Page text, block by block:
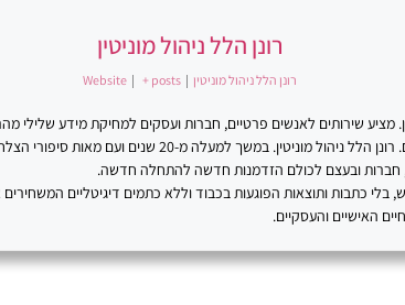
רונן הלל ניהול מוניטין
רונן הלל ניהול מוניטין |
Website | + posts
מציע שירותים לאנשים פרטיים, חברות ועסקים למחיקת מידע
מהאינטרנט. פתרונות יצירתיים. רונן הלל ניהול מוניטין.
חברות ובעצם לכולם הזדמנות חדשה להתחלה חדשה.
בלי כתבות ותוצאות הפוגעות בכבוד וללא כתמים דיגיטליים
האישיים והעסקיים.